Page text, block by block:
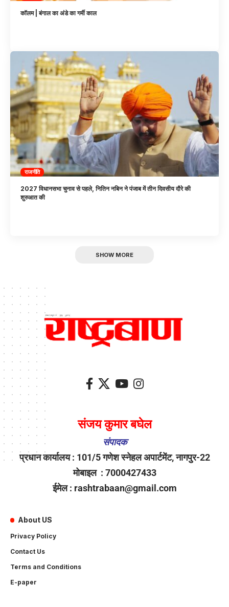
कॉलम | बंगाल का अंडे का गर्मी काल
राजनीति
2027 विधानसभा चुनाव से पहले, नितिन नबिन ने पंजाब में तीन दिवसीय दौरे की
शुरुआत की
SHOW MORE
संजय कुमार बघेल
संपादक
प्रधान कार्यालय : 101/5 गणेश स्नेहल अपार्टमेंट, नागपुर-22
मोबाइल : 7000427433
ईमेल : rashtrabaan@gmail.com
About US
Privacy Policy
Contact Us
Terms and Conditions
E-paper